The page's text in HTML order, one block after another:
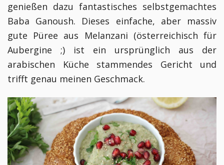
genießen dazu fantastisches selbstgemachtes
Baba Ganoush. Dieses einfache, aber massiv
gute Püree aus Melanzani (österreichisch für
Aubergine ;) ist ein ursprünglich aus der
arabischen Küche stammendes Gericht und
trifft genau meinen Geschmack.